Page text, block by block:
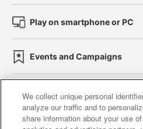
Play on smartphone or PC
Events and Campaigns
Affiliate Sustainability
We collect unique personal
analyze our traffic and to
share information about your use